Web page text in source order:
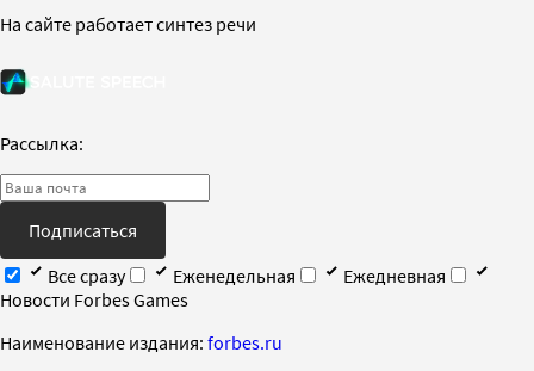
На сайте работает синтез речи
Рассылка:
Подписаться
Все сразу
Еженедельная
Ежедневная
Новости Forbes Games
Наименование издания: forbes.ru